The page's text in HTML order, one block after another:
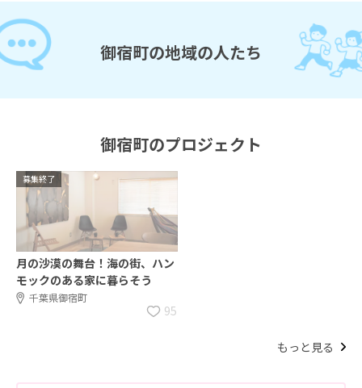
御宿町の地域の人たち
御宿町のプロジェクト
募集終了
月の沙漠の舞台！海の街、ハン
モックのある家に暮らそう
千葉県御宿町
95
もっと見る